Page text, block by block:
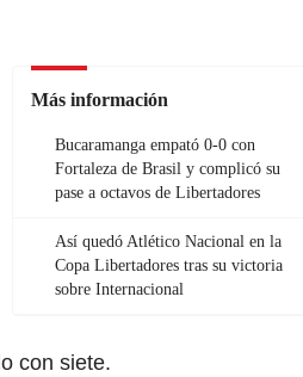
Más información
Bucaramanga empató 0-0 con
Fortaleza de Brasil y complicó su
pase a octavos de Libertadores
Así quedó Atlético Nacional en la
Copa Libertadores tras su victoria
sobre Internacional
con siete.